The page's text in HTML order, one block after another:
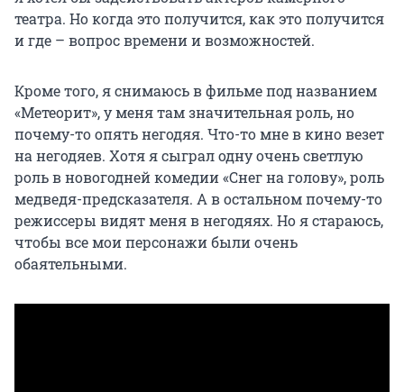
театра. Но когда это получится, как это получится
и где – вопрос времени и возможностей.
Кроме того, я снимаюсь в фильме под названием
«Метеорит», у меня там значительная роль, но
почему-то опять негодяя. Что-то мне в кино везет
на негодяев. Хотя я сыграл одну очень светлую
роль в новогодней комедии «Снег на голову», роль
медведя-предсказателя. А в остальном почему-то
режиссеры видят меня в негодяях. Но я стараюсь,
чтобы все мои персонажи были очень
обаятельными.